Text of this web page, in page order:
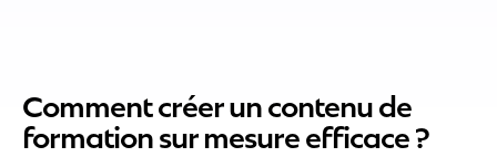
Comment créer un contenu de
formation sur mesure efficace ?